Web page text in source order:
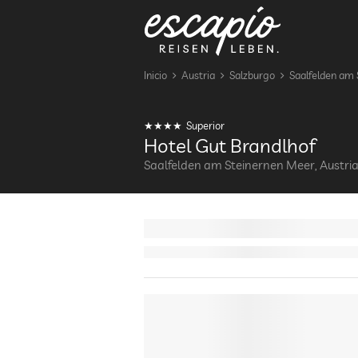
Inicio Austria Salzburgo Saalfelden
Superior
Hotel Gut Brandlhof
Saalfelden am Steinernen Meer, Austria